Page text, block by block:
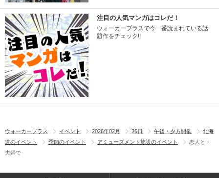
注目の人気マンガはコレだ！
ウォーカープラスで今一番読まれている話
題作をチェック!!
ウォーカープラス イベント 2026年02月 26日 午後・夕方開催
北海
道のイベント
季節のイベント アミューズメント施設のイベント
恋人と・
夫婦で